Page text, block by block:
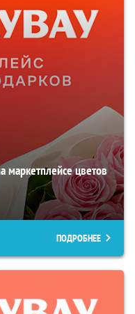
маркетплейсе цветов
ПОДРОБНЕЕ